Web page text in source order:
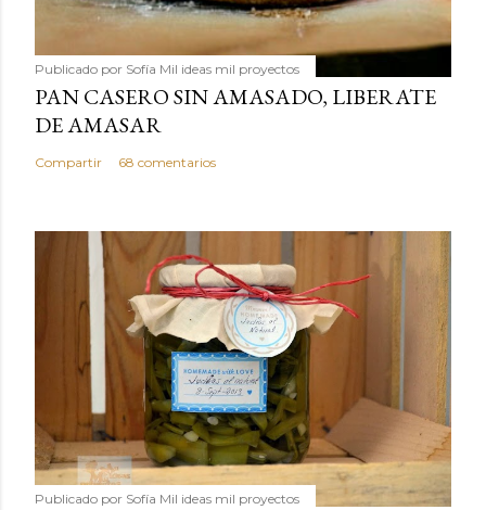
Publicado por Sofía Mil ideas mil proyectos
PAN CASERO SIN AMASADO, LIBERATE
DE AMASAR
Compartir 68 comentarios
Publicado por Sofía Mil ideas mil proyectos